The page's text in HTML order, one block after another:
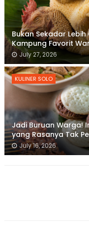
Bukan Sekadar
Kampung Favorit
July 27, 2026
KULINER SOLO
Jadi Buruan Warga!
yang Rasanya Tak
July 16, 2026